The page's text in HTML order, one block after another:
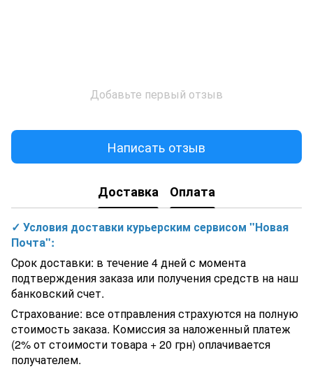
Добавьте первый отзыв
Написать отзыв
Доставка Оплата
✓ Условия доставки курьерским сервисом "Новая
Почта":
Срок доставки: в течение 4 дней с момента
подтверждения заказа или получения средств на наш
банковский счет.
Страхование: все отправления страхуются на полную
стоимость заказа. Комиссия за наложенный платеж
(2% от стоимости товара + 20 грн) оплачивается
получателем.